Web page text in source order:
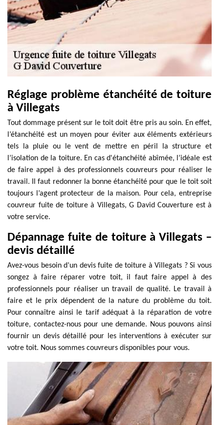
Réglage problème étanchéité de toiture
à Villegats
Tout dommage présent sur le toit doit être pris au soin. En effet,
l’étanchéité est un moyen pour éviter aux éléments extérieurs
tels la pluie ou le vent de mettre en péril la structure et
l’isolation de la toiture. En cas d'étanchéité abîmée, l’idéale est
de faire appel à des professionnels couvreurs pour réaliser le
travail. Il faut redonner la bonne étanchéité pour que le toit soit
toujours l’agent protecteur de la maison. Pour cela, entreprise
couvreur fuite de toiture à Villegats, G David Couverture est à
votre service.
Dépannage fuite de toiture à Villegats –
devis détaillé
Avez-vous besoin d’un devis fuite de toiture à Villegats ? Si vous
songez à faire réparer votre toit, il faut faire appel à des
professionnels pour réaliser un travail de qualité. Le travail à
faire et le prix dépendent de la nature du problème du toit.
Pour connaître ainsi le tarif adéquat à la réparation de votre
toiture, contactez-nous pour une demande. Nous pouvons ainsi
fournir un devis détaillé pour les interventions à exécuter sur
votre toit. Nous sommes couvreurs disponibles pour vous.